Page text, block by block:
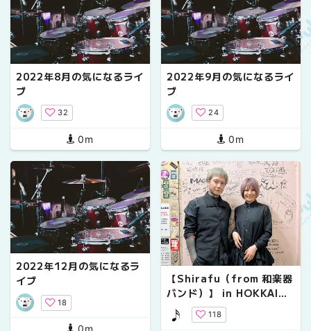
2022年8月の気になるライ
ブ
32
0m
2022年9月の気になるライ
ブ
24
0m
2022年12月の気になるラ
イブ
18
【Shirafu（from 和楽器
バンド）】 in HOKKAID
O !!
118